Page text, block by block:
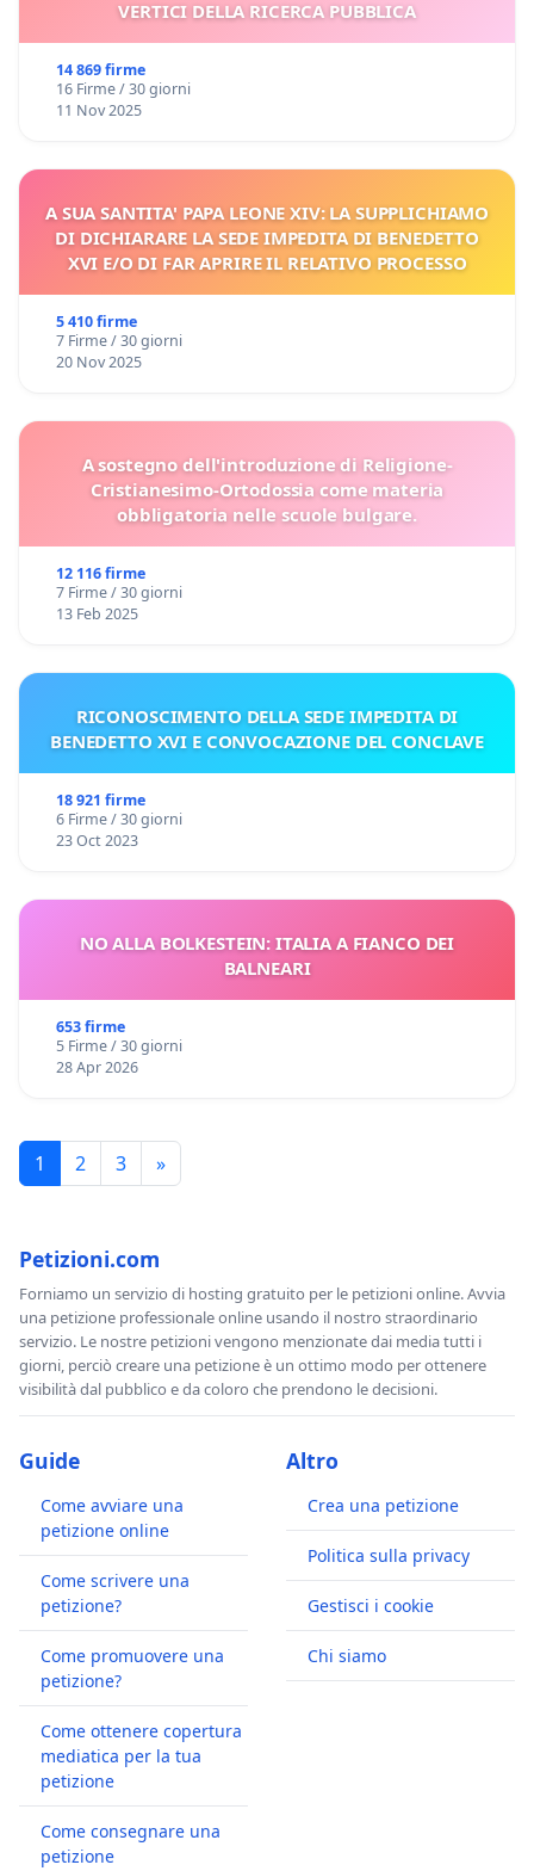
VERTICI DELLA RICERCA PUBBLICA
14 869 firme
16 Firme / 30 giorni
11 Nov 2025
A SUA SANTITA' PAPA LEONE XIV: LA SUPPLICHIAMO
DI DICHIARARE LA SEDE IMPEDITA DI BENEDETTO
XVI E/O DI FAR APRIRE IL RELATIVO PROCESSO
5 410 firme
7 Firme / 30 giorni
20 Nov 2025
A sostegno dell'introduzione di Religione-
Cristianesimo-Ortodossia come materia
obbligatoria nelle scuole bulgare.
12 116 firme
7 Firme / 30 giorni
13 Feb 2025
RICONOSCIMENTO DELLA SEDE IMPEDITA DI
BENEDETTO XVI E CONVOCAZIONE DEL CONCLAVE
18 921 firme
6 Firme / 30 giorni
23 Oct 2023
NO ALLA BOLKESTEIN: ITALIA A FIANCO DEI
BALNEARI
653 firme
5 Firme / 30 giorni
28 Apr 2026
1 2 3 »
Petizioni.com
Forniamo un servizio di hosting gratuito per le petizioni online. Avvia
una petizione professionale online usando il nostro straordinario
servizio. Le nostre petizioni vengono menzionate dai media tutti i
giorni, perciò creare una petizione è un ottimo modo per ottenere
visibilità dal pubblico e da coloro che prendono le decisioni.
Guide
Come avviare una
petizione online
Come scrivere una
petizione?
Come promuovere una
petizione?
Come ottenere copertura
mediatica per la tua
petizione
Come consegnare una
petizione
Altro
Crea una petizione
Politica sulla privacy
Gestisci i cookie
Chi siamo